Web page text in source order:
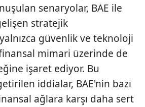
senaryolar, BAE ile
stratejik
güvenlik ve teknoloji
mimari üzerinde de
işaret ediyor. Bu
iddialar, BAE'nin bazı
ağlara karşı daha sert